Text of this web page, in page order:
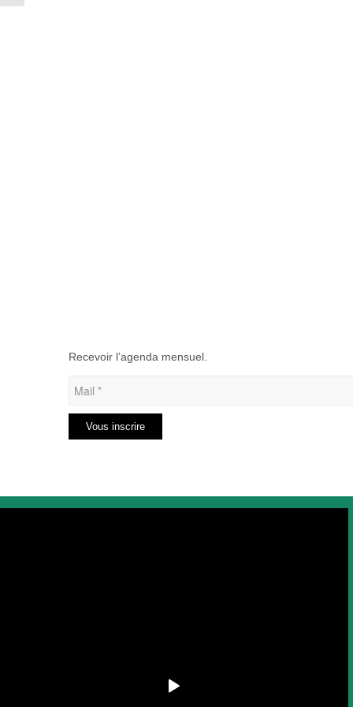
Recevoir l’agenda mensuel.